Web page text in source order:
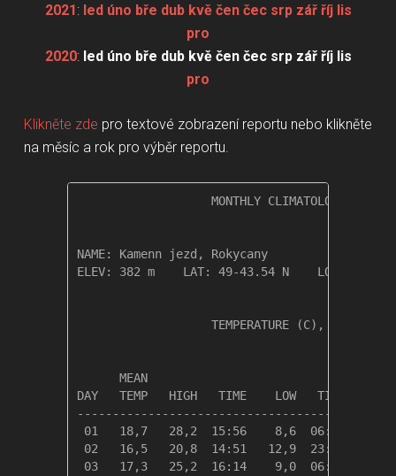
2021: led úno bře dub kvě čen čec srp zář říj lis
pro
2020: led úno bře dub kvě čen čec srp zář říj lis
pro
Klikněte zde pro textové zobrazení reportu nebo klikněte
na měsíc a rok pro výběr reportu.
MONTHLY CLIMATOLOGICAL
NAME: Kamenn jezd, Rokycany
ELEV: 382 m    LAT: 49-43.54 N    LONG: 013-
TEMPERATURE (C), RAIN
MEAN
DAY   TEMP   HIGH   TIME    LOW   TIME
01   18,7   28,2  15:56    8,6  06:17
02   16,5   20,8  14:51   12,9  23:59
03   17,3   25,2  16:14    9,0  06:21